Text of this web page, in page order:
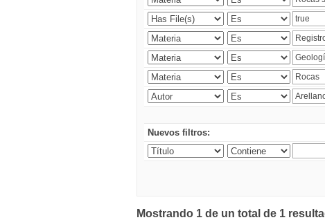
Nuevos filtros:
Mostrando 1 de un total de 1